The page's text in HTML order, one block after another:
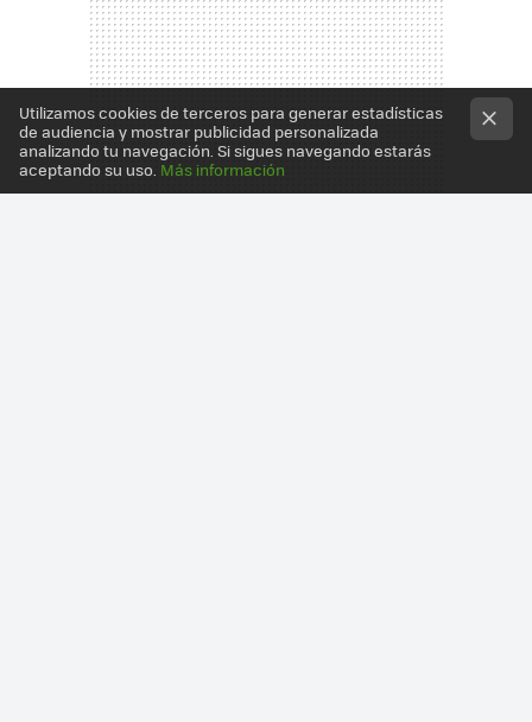
Utilizamos cookies de terceros para generar estadísticas
de audiencia y mostrar publicidad personalizada
analizando tu navegación. Si sigues navegando estarás
aceptando su uso. Más información